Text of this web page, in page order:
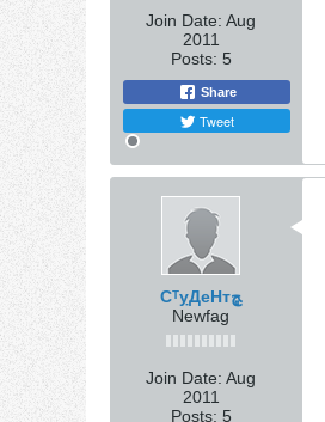
Join Date: Aug
2011
Posts: 5
Share
Tweet
СᵀỵДеНтﭿ
Newfag
Join Date: Aug
2011
Posts: 5